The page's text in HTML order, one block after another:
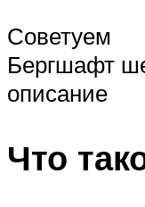
Советуем
Бергшафт
описание
Что